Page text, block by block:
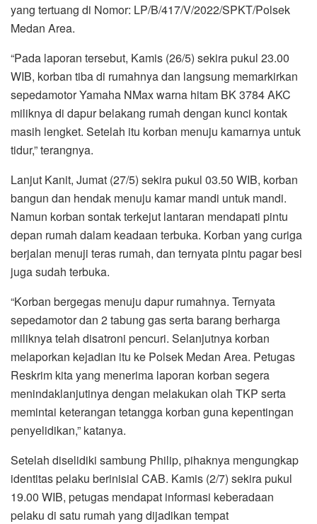
yang tertuang di Nomor: LP/B/417/V/2022/SPKT/Polsek
Medan Area.
“Pada laporan tersebut, Kamis (26/5) sekira pukul 23.00
WIB, korban tiba di rumahnya dan langsung memarkirkan
sepedamotor Yamaha NMax warna hitam BK 3784 AKC
miliknya di dapur belakang rumah dengan kunci kontak
masih lengket. Setelah itu korban menuju kamarnya untuk
tidur,” terangnya.
Lanjut Kanit, Jumat (27/5) sekira pukul 03.50 WIB, korban
bangun dan hendak menuju kamar mandi untuk mandi.
Namun korban sontak terkejut lantaran mendapati pintu
depan rumah dalam keadaan terbuka. Korban yang curiga
berjalan menuji teras rumah, dan ternyata pintu pagar besi
juga sudah terbuka.
“Korban bergegas menuju dapur rumahnya. Ternyata
sepedamotor dan 2 tabung gas serta barang berharga
miliknya telah disatroni pencuri. Selanjutnya korban
melaporkan kejadian itu ke Polsek Medan Area. Petugas
Reskrim kita yang menerima laporan korban segera
menindaklanjutinya dengan melakukan olah TKP serta
memintai keterangan tetangga korban guna kepentingan
penyelidikan,” katanya.
Setelah diselidiki sambung Philip, pihaknya mengungkap
identitas pelaku berinisial CAB. Kamis (2/7) sekira pukul
19.00 WIB, petugas mendapat informasi keberadaan
pelaku di satu rumah yang dijadikan tempat